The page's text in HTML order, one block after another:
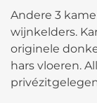
Andere 3
wijnkelders.
originele
hars vloeren.